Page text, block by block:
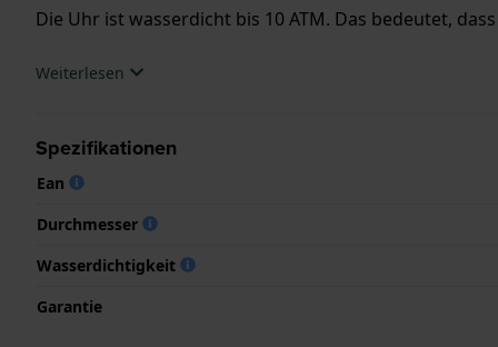
Die Uhr ist wasserdicht bis 10 ATM. Das bedeutet,
.Weiterlesen
Spezifikationen
Ean
Durchmesser
Wasserdichtigkeit
Garantie